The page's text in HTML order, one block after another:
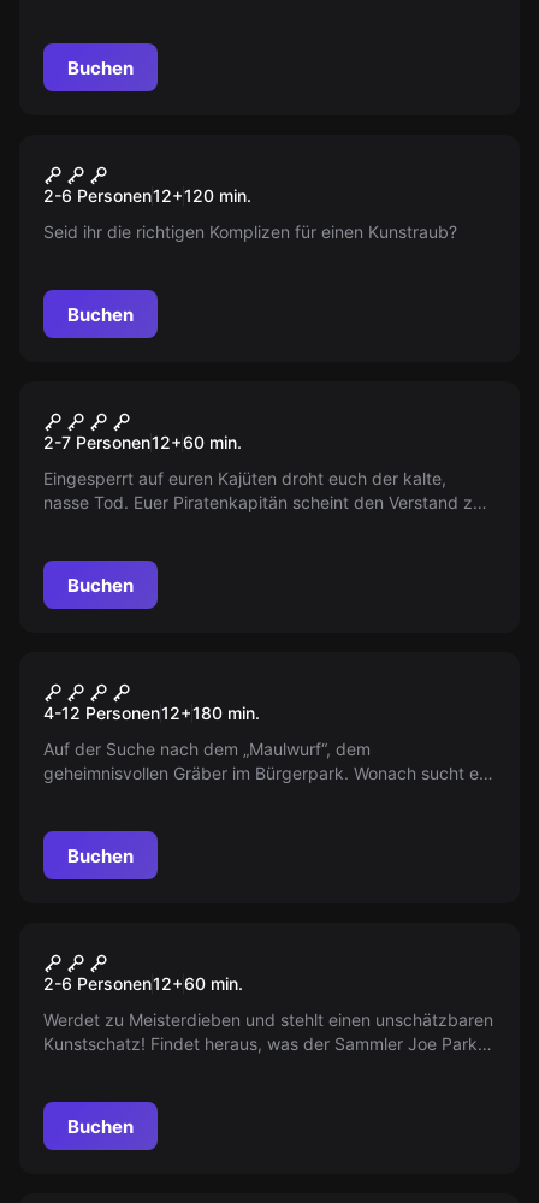
Buchen
Neu
Der Kunstraub
2-6 Personen12+120 min.
Seid ihr die richtigen Komplizen für einen Kunstraub?
Buchen
Charon - Der Fluch des
Piratenschatzes
2-7 Personen12+60 min.
Eingesperrt auf euren Kajüten droht euch der kalte,
nasse Tod. Euer Piratenkapitän scheint den Verstand zu
Buchen
Aufgewühlt - Das Geheimnis
des Maulwurfs
4-12 Personen12+180 min.
Auf der Suche nach dem „Maulwurf“, dem
geheimnisvollen Gräber im Bürgerpark. Wonach sucht er?
Buchen
Die Kunst des Stehlens
2-6 Personen12+60 min.
Werdet zu Meisterdieben und stehlt einen unschätzbaren
Kunstschatz! Findet heraus, was der Sammler Joe Parker
Buchen